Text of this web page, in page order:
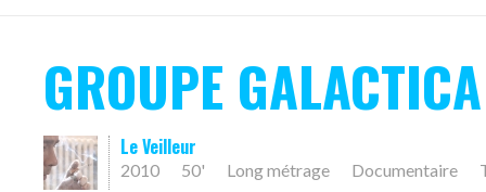
GROUPE GALACTICA
Le Veilleur
2010 50' Long métrage Documentaire